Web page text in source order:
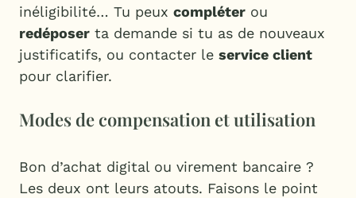
inéligibilité… Tu peux compléter ou
redéposer ta demande si tu as de nouveaux
justificatifs, ou contacter le service client
pour clarifier.
Modes de compensation et utilisation
Bon d’achat digital ou virement bancaire ?
Les deux ont leurs atouts. Faisons le point